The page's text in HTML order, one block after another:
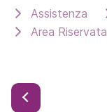
Assistenza
Area Riservata